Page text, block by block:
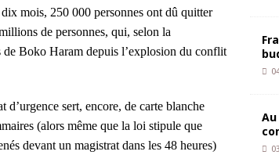
mois, 250 000 personnes ont dû quitter
de personnes, qui, selon la
Boko Haram depuis l’explosion du conflit
d’urgence sert, encore, de carte blanche
(alors même que la loi stipule que
devant un magistrat dans les 48 heures)